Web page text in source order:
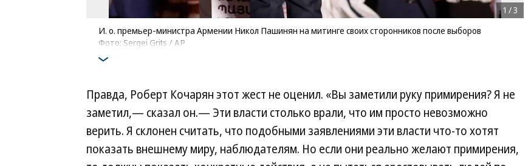
И. о. премьер-министра Армении Никол Пашинян на митинге своих сторонников после выборов
Фото: Sergei Grits / AP
1 /3
Правда, Роберт Кочарян этот жест не оценил. «Вы заметили руку примирения? Я не
заметил,— сказал он.— Эти власти столько врали, что им просто невозможно
верить. Я склонен считать, что подобными заявлениями эти власти что-то хотят
показать внешнему миру, наблюдателям. Но если они реально желают примирения,